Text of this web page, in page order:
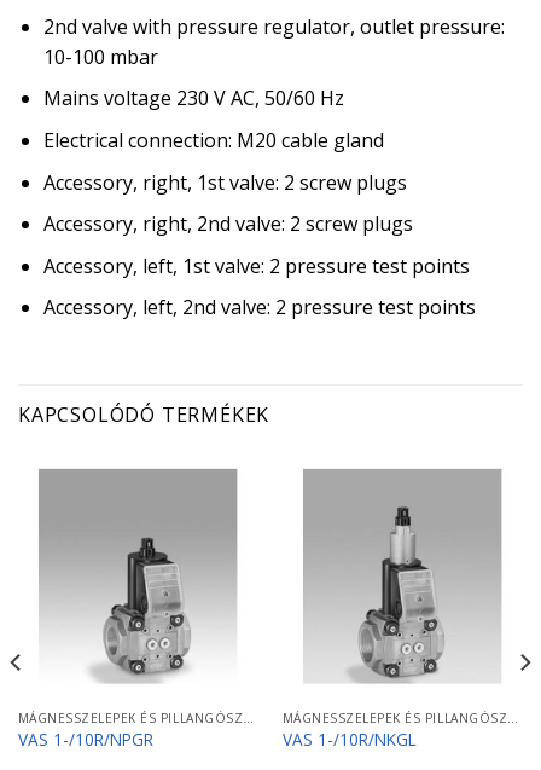
2nd valve with pressure regulator, outlet pressure:
10-100 mbar
Mains voltage 230 V AC, 50/60 Hz
Electrical connection: M20 cable gland
Accessory, right, 1st valve: 2 screw plugs
Accessory, right, 2nd valve: 2 screw plugs
Accessory, left, 1st valve: 2 pressure test points
Accessory, left, 2nd valve: 2 pressure test points
KAPCSOLÓDÓ TERMÉKEK
MÁGNESSZELEPEK ÉS PILLANGÓSZELEPEK
VAS 1-/10R/NPGR
MÁGNESSZELEPEK ÉS PILLANGÓSZELEPEK
VAS 1-/10R/NKGL